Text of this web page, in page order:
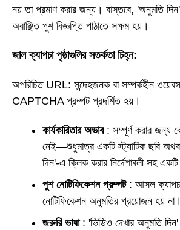
নয় তা প্রমাণ করার জন্য। বাস্তবে, 'অনুমতি
অবাঞ্ছিত পুশ বিজ্ঞপ্তি পাঠাতে সক্ষম হয়।
জাল ক্যাপচা পৃষ্ঠাগুলির সতর্কতা চিহ্ন:
অপরিচিত URL: সন্দেহজনক বা সম্পর্কহীন
CAPTCHA প্রম্পট প্রদর্শিত হয়।
কার্যকারিতার অভাব: সম্পূর্ণ করার জন্য
নেই—শুধুমাত্র একটি স্ট্যাটিক ছবি
দিন'-এ ক্লিক করার নির্দেশাবলী সহ
পুশ নোটিফিকেশন প্রম্পট: আসল
নোটিফিকেশন অনুমতির প্রয়োজন হয় না।
জরুরি ভাষা: 'ভিডিও দেখার অনুমতি